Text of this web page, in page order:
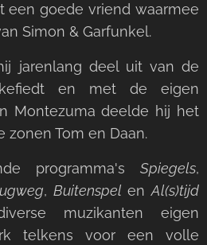
een goede vriend waarmee
Simon & Garfunkel.
jarenlang deel uit van de
en met de eigen
Montezuma deelde hij het
Tom en Daan.
programma's Spiegels,
, Buitenspel enAl(s)tijd
muzikanten eigen
telkens voor een volle